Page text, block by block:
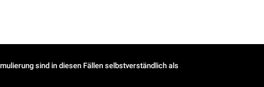
sind in diesen Fällen selbstverständlich als